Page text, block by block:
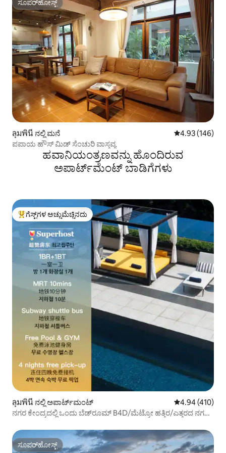
ಸೂಪರ್‌ಹೋಸ್ಟ್
ಸೂಪರ್‌ಹೋಸ್ಟ್
ลุมพินี ನಲ್ಲಿ ಮನೆ 5 ರಲ್ಲಿ 4.93
4.93 (146)
ಪಪಾಯ ಹೌಸ್ ಮಿಡ್ ಸೆಂಚುರಿ ವಾಸ್ತವ್ಯ
ಹವಾನಿಯಂತ್ರಣವನ್ನು ಹೊಂದಿರುವ
ಅಪಾರ್ಟ್‌ಮೆಂಟ್‌ ಬಾಡಿಗೆಗಳು
ಗೆಸ್ಟ್‌ಗಳಿಗೆ ಅತಿ ಹೆಚ್ಚು ಅಚ್ಚುಮೆಚ್ಚಿನದು
ಗೆಸ್ಟ್‌ಗಳ ಅಚ್ಚುಮೆಚ್ಚಿನದು
ลุมพินี ನಲ್ಲಿ ಅಪಾರ್ಟ್‌ಮಂಟ್ 5 ರಲ್ಲಿ 4.94
4.94 (410)
ನಗರ ಕೇಂದ್ರದಲ್ಲಿ ಒಂದು ಬೆಡ್‌ರೂಮ್ B4D/ಮೆಟ್ರೋ ಹತ್ತಿರ/ಎತ್ತರದ ನಗರ
ಈಜುಕೊಳ/ಫಿಟ್ನೆಸ್/ಎತ್ತರದ ಬಾರ್/ನಾಲ್ಕು ರಾತ್ರಿಗಳಿಗೆ ಉಚಿತ ವಿಮಾನ
ನಿಲ್ದಾಣ ಪಿಕಪ್
ಸೂಪರ್‌ಹೋಸ್ಟ್
ಸೂಪರ್‌ಹೋಸ್ಟ್